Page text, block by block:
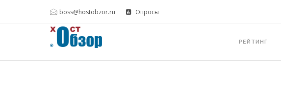
boss@hostobzor.ru Опросы
РЕЙТИНГ